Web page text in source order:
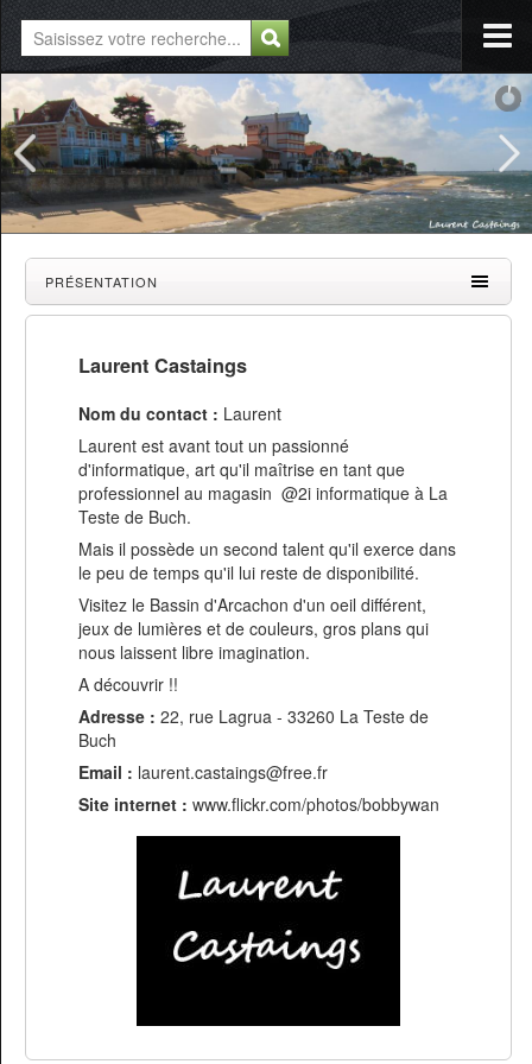
PRÉSENTATION
Laurent Castaings
Nom du contact : Laurent
Laurent est avant tout un passionné
d'informatique, art qu'il maîtrise en tant que
professionnel au magasin @2i informatique à La
Teste de Buch.
Mais il possède un second talent qu'il exerce dans
le peu de temps qu'il lui reste de disponibilité.
Visitez le Bassin d'Arcachon d'un oeil différent,
jeux de lumières et de couleurs, gros plans qui
nous laissent libre imagination.
A découvrir !!
Adresse : 22, rue Lagrua - 33260 La Teste de
Buch
Email : laurent.castaings@free.fr
Site internet : www.flickr.com/photos/bobbywan